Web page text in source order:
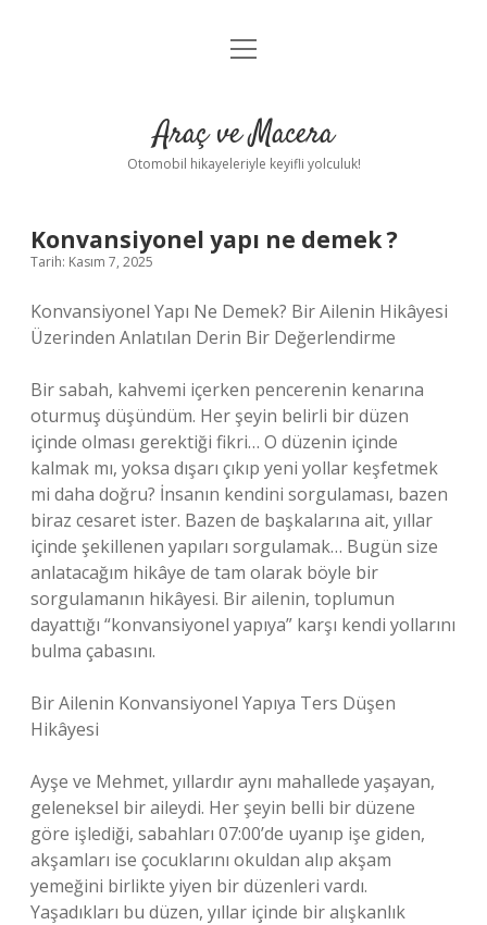
Anasayfa
Yasal Uyarı
menüyü
Araç ve Macera
Otomobil hikayeleriyle keyifli yolculuk!
Konvansiyonel yapı ne demek ?
Tarih: Kasım 7, 2025
Konvansiyonel Yapı Ne Demek? Bir Ailenin Hikâyesi
Üzerinden Anlatılan Derin Bir Değerlendirme
Bir sabah, kahvemi içerken pencerenin kenarına
oturmuş düşündüm. Her şeyin belirli bir düzen
içinde olması gerektiği fikri… O düzenin içinde
kalmak mı, yoksa dışarı çıkıp yeni yollar keşfetmek
mi daha doğru? İnsanın kendini sorgulaması, bazen
biraz cesaret ister. Bazen de başkalarına ait, yıllar
içinde şekillenen yapıları sorgulamak… Bugün size
anlatacağım hikâye de tam olarak böyle bir
sorgulamanın hikâyesi. Bir ailenin, toplumun
dayattığı “konvansiyonel yapıya” karşı kendi yollarını
bulma çabasını.
Bir Ailenin Konvansiyonel Yapıya Ters Düşen
Hikâyesi
Ayşe ve Mehmet, yıllardır aynı mahallede yaşayan,
geleneksel bir aileydi. Her şeyin belli bir düzene
göre işlediği, sabahları 07:00’de uyanıp işe giden,
akşamları ise çocuklarını okuldan alıp akşam
yemeğini birlikte yiyen bir düzenleri vardı.
Yaşadıkları bu düzen, yıllar içinde bir alışkanlık